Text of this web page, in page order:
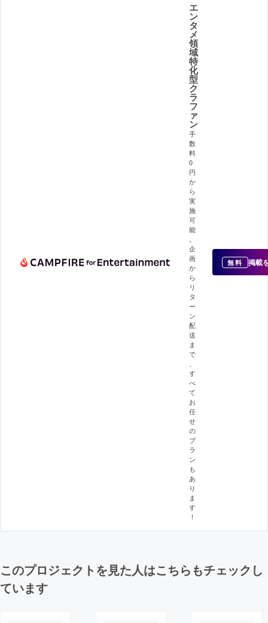
エ
ン
タ
メ
領
域
特
化
型
ク
ラ
フ
ァ
ン
手
数
料
0
円
か
ら
実
施
可
能
企
画
か
ら
リ
タ
ー
ン
配
送
ま
で
す
べ
て
お
任
せ
の
プ
ラ
ン
も
あ
り
ま
す
！
無料 掲載
このプロジェクトを見た人はこちらもチェックし
ています